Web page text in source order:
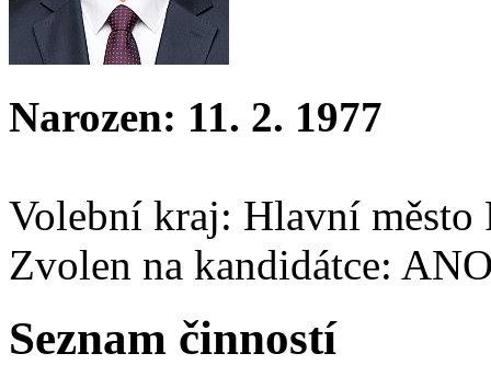
Narozen: 11. 2. 1977
Volební kraj: Hlavní město
Zvolen na kandidátce:
Seznam činností